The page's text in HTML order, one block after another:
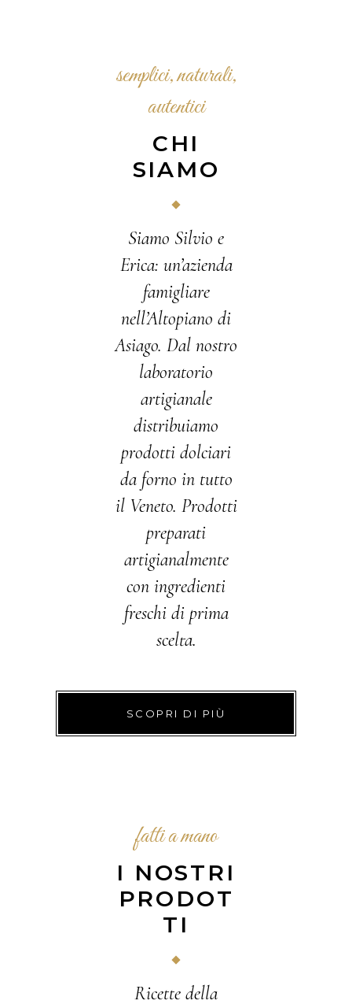
semplici, naturali,
autentici
CHI
SIAMO
Siamo Silvio e
Erica: un’azienda
famigliare
nell’Altopiano di
Asiago. Dal nostro
laboratorio
artigianale
distribuiamo
prodotti dolciari
da forno in tutto
il Veneto. Prodotti
preparati
artigianalmente
con ingredienti
freschi di prima
scelta.
SCOPRI DI PIÙ
fatti a mano
I NOSTRI
PRODOT
TI
Ricette della